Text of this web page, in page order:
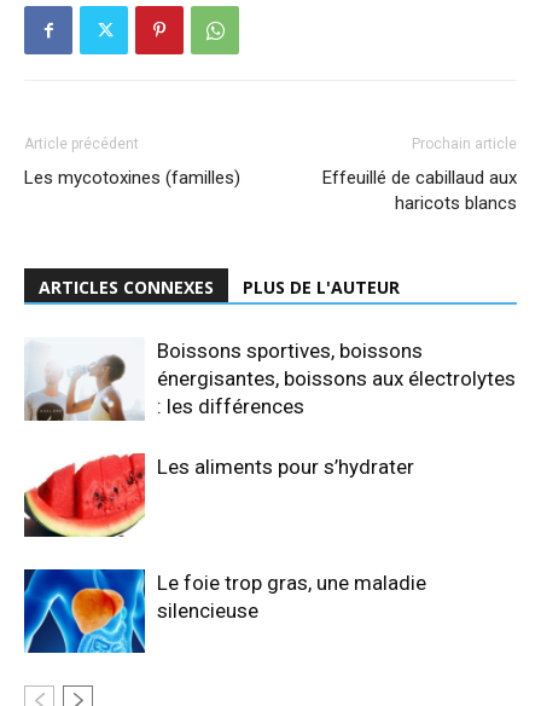
Article précédent
Les mycotoxines (familles)
Prochain article
Effeuillé de cabillaud aux
haricots blancs
ARTICLES CONNEXES PLUS DE L'AUTEUR
Boissons sportives, boissons
énergisantes, boissons aux électrolytes
: les différences
Les aliments pour s’hydrater
Le foie trop gras, une maladie
silencieuse